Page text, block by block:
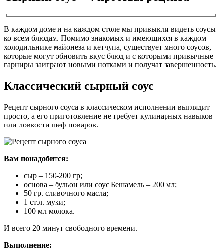
В каждом доме и на каждом столе мы привыкли видеть соусы
ко всем блюдам. Помимо знакомых и имеющихся в каждом
холодильнике майонеза и кетчупа, существует много соусов,
которые могут обновить вкус блюд и с которыми привычные
гарниры заиграют новыми нотками и получат завершенность.
Классический сырный соус
Рецепт сырного соуса в классическом исполнении выглядит
просто, а его приготовление не требует кулинарных навыков
или ловкости шеф-поваров.
Вам понадобится:
сыр – 150-200 гр;
основа – бульон или соус Бешамель – 200 мл;
50 гр. сливочного масла;
1 ст.л. муки;
100 мл молока.
И всего 20 минут свободного времени.
Выполнение: